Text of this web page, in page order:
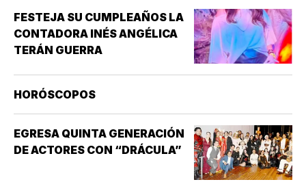
FESTEJA SU CUMPLEAÑOS LA
CONTADORA INÉS ANGÉLICA
TERÁN GUERRA
HORÓSCOPOS
EGRESA QUINTA GENERACIÓN
DE ACTORES CON “DRÁCULA”